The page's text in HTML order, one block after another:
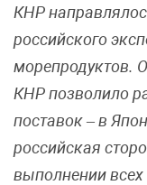
КНР
российского
морепродуктов.
КНР позволило
поставок – в
российская
выполнении